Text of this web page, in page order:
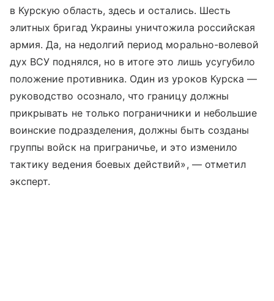
в Курскую область, здесь и остались. Шесть
элитных бригад Украины уничтожила российская
армия. Да, на недолгий период морально-волевой
дух ВСУ поднялся, но в итоге это лишь усугубило
положение противника. Один из уроков Курска —
руководство осознало, что границу должны
прикрывать не только пограничники и небольшие
воинские подразделения, должны быть созданы
группы войск на приграничье, и это изменило
тактику ведения боевых действий», — отметил
эксперт.